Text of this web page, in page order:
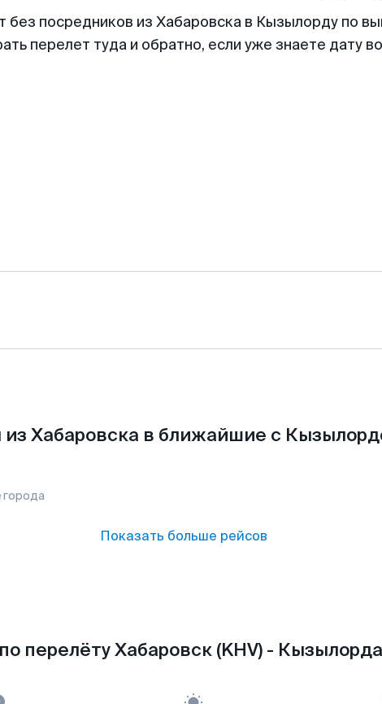
без посредников из Хабаровска в Кызылорду по
перелет туда и обратно, если уже знаете дату
Хабаровска в ближайшие с
города
Показать больше рейсов
перелёту Хабаровск (KHV) - Кызылорда